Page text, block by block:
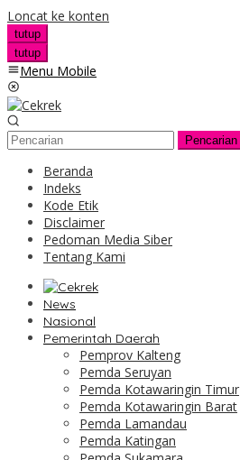
Loncat ke konten
tutup
tutup
Menu Mobile
Pencarian
Beranda
Indeks
Kode Etik
Disclaimer
Pedoman Media Siber
Tentang Kami
News
Nasional
Pemerintah Daerah
Pemprov Kalteng
Pemda Seruyan
Pemda Kotawaringin Timur
Pemda Kotawaringin Barat
Pemda Lamandau
Pemda Katingan